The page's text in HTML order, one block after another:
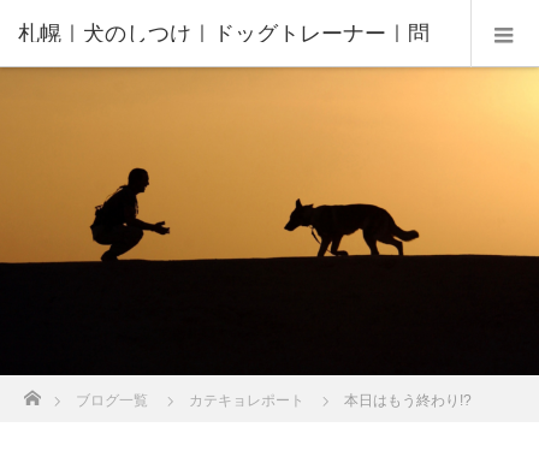
札幌｜犬のしつけ｜ドッグトレーナー｜問
んの家庭教師®️
ブログ一覧 カテキョレポート 本日はもう終わり!?